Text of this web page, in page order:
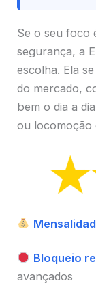
Se o seu foco
segurança, a
escolha. Ela
do mercado,
bem o dia a
ou locomoção
Bloqueio
avançados